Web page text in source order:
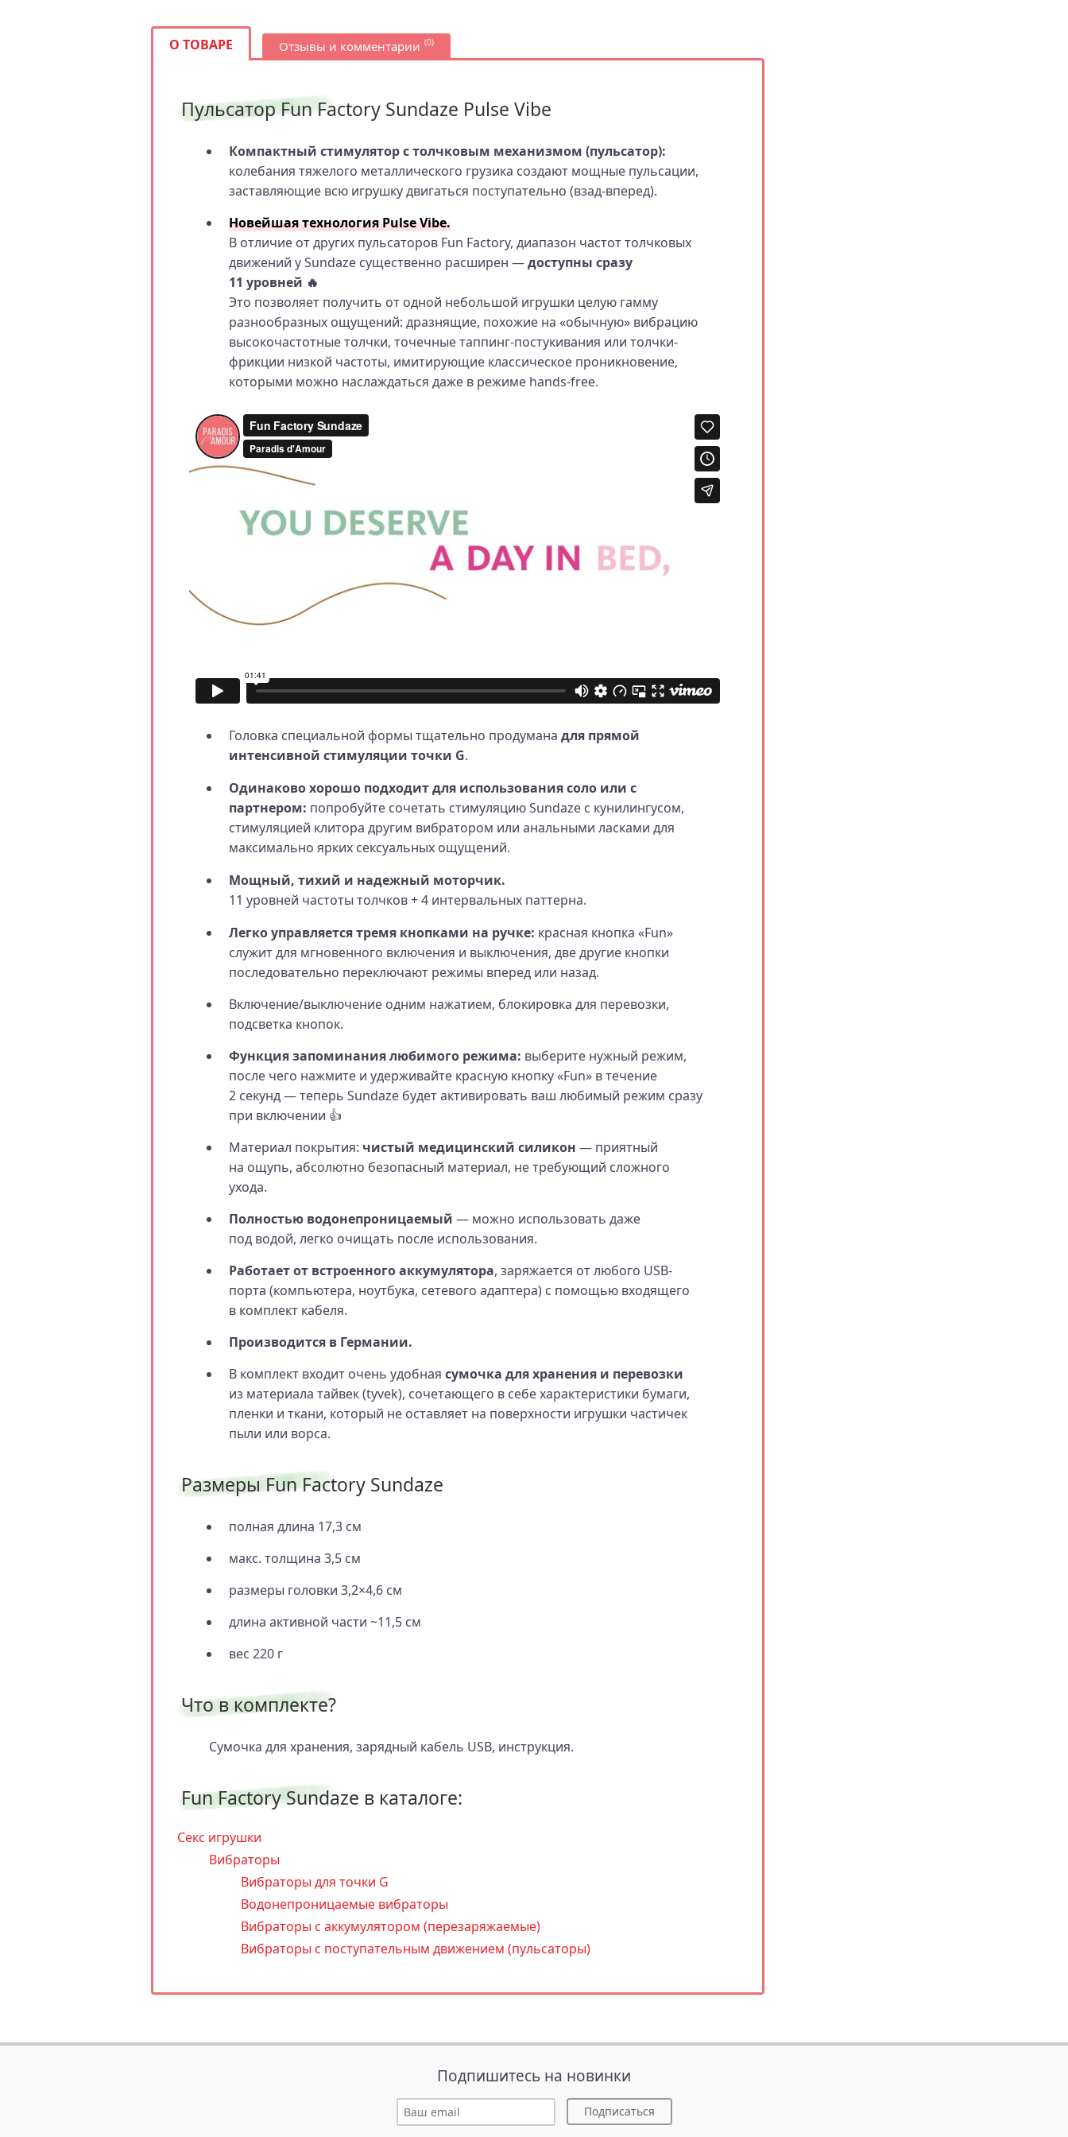
О ТОВАРЕ Отзывы и комментарии (0)
Пульсатор Fun Factory Sundaze Pulse Vibe
Компактный стимулятор с толчковым механизмом (пульсатор):
колебания тяжелого металлического грузика создают мощные пульсации,
заставляющие всю игрушку двигаться поступательно (взад-вперед).
Новейшая технология Pulse Vibe.
В отличие от других пульсаторов Fun Factory, диапазон частот толчковых
движений у Sundaze существенно расширен —доступны сразу
11 уровней 🔥
Это позволяет получить от одной небольшой игрушки целую гамму
разнообразных ощущений: дразнящие, похожие на «обычную» вибрацию
высокочастотные толчки, точечные таппинг-постукивания или толчки-
фрикции низкой частоты, имитирующие классическое проникновение,
которыми можно наслаждаться даже в режиме hands-free.
Головка специальной формы тщательно продумана для прямой
интенсивной стимуляции точки G.
Одинаково хорошо подходит для использования соло или с
партнером: попробуйте сочетать стимуляцию Sundaze с кунилингусом,
стимуляцией клитора другим вибратором или анальными ласками для
максимально ярких сексуальных ощущений.
Мощный, тихий и надежный моторчик.
11 уровней частоты толчков + 4 интервальных паттерна.
Легко управляется тремя кнопками на ручке: красная кнопка «Fun»
служит для мгновенного включения и выключения, две другие кнопки
последовательно переключают режимы вперед или назад.
Включение/выключение одним нажатием, блокировка для перевозки,
подсветка кнопок.
Функция запоминания любимого режима: выберите нужный режим,
после чего нажмите и удерживайте красную кнопку «Fun» в течение
2 секунд — теперь Sundaze будет активировать ваш любимый режим сразу
при включении 👍
Материал покрытия: чистый медицинский силикон — приятный
на ощупь, абсолютно безопасный материал, не требующий сложного
ухода.
Полностью водонепроницаемый — можно использовать даже
под водой, легко очищать после использования.
Работает от встроенного аккумулятора, заряжается от любого USB-
порта (компьютера, ноутбука, сетевого адаптера) с помощью входящего
в комплект кабеля.
Производится в Германии.
В комплект входит очень удобная сумочка для хранения и перевозки
из материала тайвек (tyvek), сочетающего в себе характеристики бумаги,
пленки и ткани, который не оставляет на поверхности игрушки частичек
пыли или ворса.
Размеры Fun Factory Sundaze
полная длина 17,3 см
макс. толщина 3,5 см
размеры головки 3,2×4,6 см
длина активной части ~11,5 см
вес 220 г
Что в комплекте?
Сумочка для хранения, зарядный кабель USB, инструкция.
Fun Factory Sundaze в каталоге:
Секс игрушки
Вибраторы
Вибраторы для точки G
Водонепроницаемые вибраторы
Вибраторы с аккумулятором (перезаряжаемые)
Вибраторы с поступательным движением (пульсаторы)
Подпишитесь на новинки
Подписаться